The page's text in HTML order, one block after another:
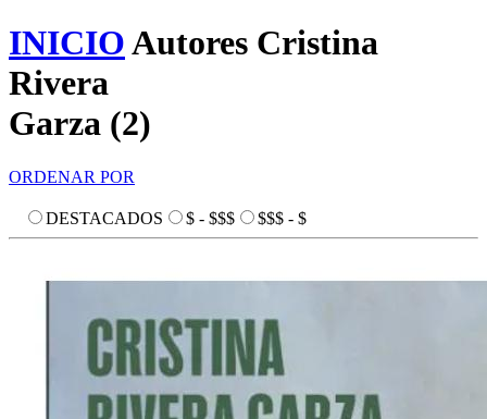
INICIOAutores Cristina
Rivera
Garza (2)
ORDENAR POR
DESTACADOS $ - $$$ $$$ - $